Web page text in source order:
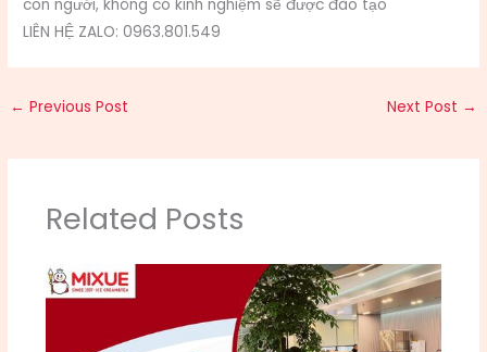
con người, không có kinh nghiệm sẽ được đào tạo
LIÊN HỆ ZALO: 0963.801.549
← Previous Post Next Post →
Related Posts